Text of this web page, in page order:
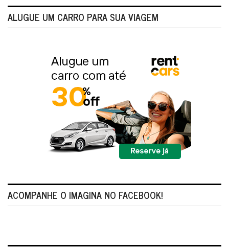
ALUGUE UM CARRO PARA SUA VIAGEM
ACOMPANHE O IMAGINA NO FACEBOOK!